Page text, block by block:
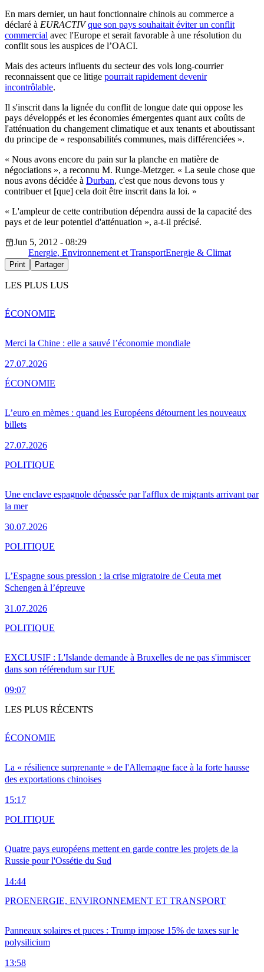
En mars dernier, un haut fonctionnaire chinois au commerce a
déclaré à EURACTIV que son pays souhaitait éviter un conflit
commercial avec l'Europe et serait favorable à une résolution du
conflit sous les auspices de l’OACI.
Mais des acteurs influents du secteur des vols long-courrier
reconnaissent que ce litige pourrait rapidement devenir
incontrôlable.
Il s'inscrit dans la lignée du conflit de longue date qui oppose les
pays développés et les économies émergentes quant aux coûts de
l'atténuation du changement climatique et aux tenants et aboutissant
du principe de « responsabilités communes, mais différenciées ».
« Nous avons encore du pain sur la planche en matière de
négociations », a reconnu M. Runge-Metzger. « La seule chose que
nous avons décidée à Durban, c'est que nous devons tous y
contribuer et [que] cela doit être inscrit dans la loi. »
« L'ampleur de cette contribution dépendra aussi de la capacité des
pays et de leur potentiel d'atténuation », a-t-il précisé.
Jun 5, 2012 - 08:29
Energie, Environnement et TransportEnergie & Climat
Print Partager
LES PLUS LUS
Merci la Chine : elle a sauvé l’économie mondiale
27.07.2026
ÉCONOMIE
L’euro en mèmes : quand les Européens détournent les nouveaux
billets
27.07.2026
ÉCONOMIE
Une enclave espagnole dépassée par l'afflux de migrants arrivant par
la mer
30.07.2026
POLITIQUE
L’Espagne sous pression : la crise migratoire de Ceuta met
Schengen à l’épreuve
31.07.2026
POLITIQUE
EXCLUSIF : L'Islande demande à Bruxelles de ne pas s'immiscer
dans son référendum sur l'UE
09:07
POLITIQUE
LES PLUS RÉCENTS
La « résilience surprenante » de l'Allemagne face à la forte hausse
des exportations chinoises
15:17
ÉCONOMIE
Quatre pays européens mettent en garde contre les projets de la
Russie pour l'Ossétie du Sud
14:44
POLITIQUE
Panneaux solaires et puces : Trump impose 15% de taxes sur le
polysilicium
13:58
PROENERGIE, ENVIRONNEMENT ET TRANSPORT